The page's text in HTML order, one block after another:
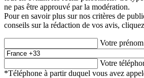
ne pas être approuvé par la modération.
Pour en savoir plus sur nos critères de
conseils sur la rédaction de vos avis,
Votre
Votre
*Téléphone à partir duquel vous avez